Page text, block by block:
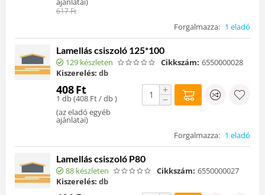
617Ft
Forgalmazza: 1 eladó
Lamellás csiszoló 125*100
129 készleten Cikkszám: 6550000028
Kiszerelés: db
408Ft
1 db (408 Ft/ db )
(az eladó egyéb
ajánlatai)
+
−
Forgalmazza: 1 eladó
Lamellás csiszoló P80
88 készleten Cikkszám: 6550000027
Kiszerelés: db